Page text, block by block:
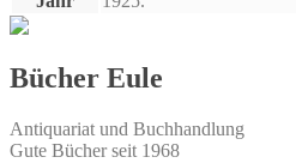
Bücher Eule
Antiquariat und Buchhandlung
Gute Bücher seit 1968